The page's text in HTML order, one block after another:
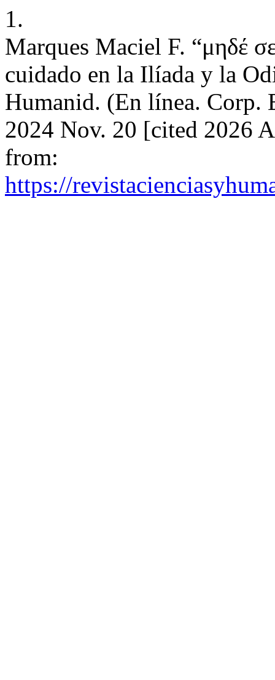
1.
Marques Maciel F. “μηδέ
cuidado en la Ilíada y la
Humanid. (En línea. Corp.
2024 Nov. 20 [cited 2026
from:
https://